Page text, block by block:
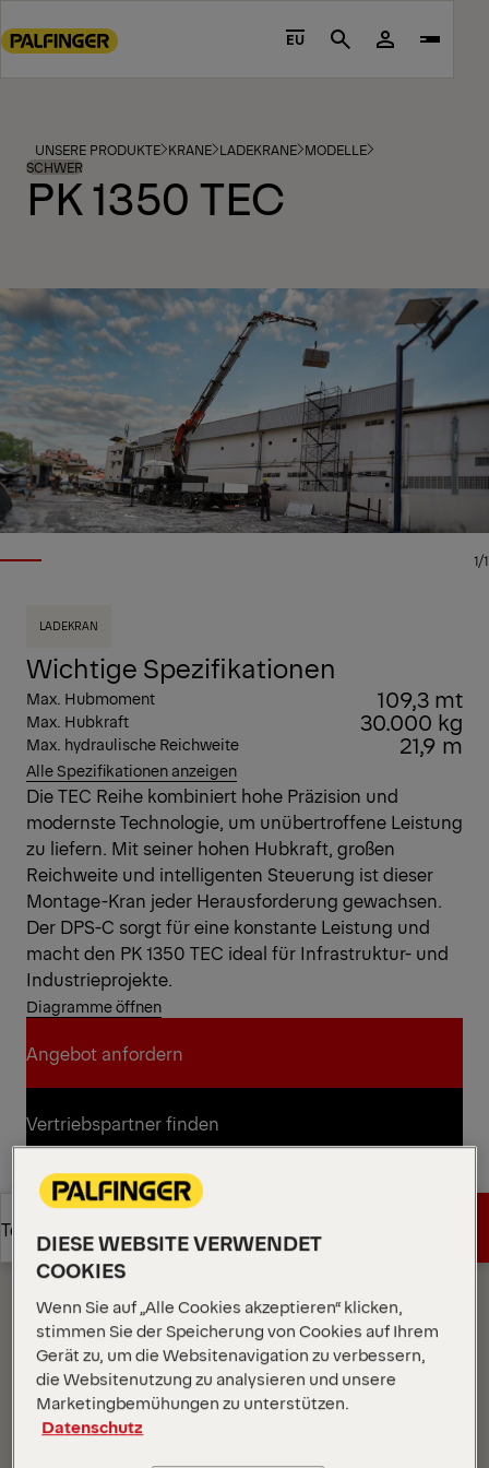
to
footer
content
EU Search
UNSERE PRODUKTE KRANE LADEKRANE MODELLE
SCHWER
PK 1350 TEC
1/1
LADEKRAN
Wichtige Spezifikationen
Max. Hubmoment 109,3 mt
Max. Hubkraft 30.000 kg
Max. hydraulische Reichweite 21,9 m
Alle Spezifikationen anzeigen
Die TEC Reihe kombiniert hohe Präzision und
modernste Technologie, um unübertroffene Leistung
zu liefern. Mit seiner hohen Hubkraft, großen
Reichweite und intelligenten Steuerung ist dieser
Montage-Kran jeder Herausforderung gewachsen.
Der DPS-C sorgt für eine konstante Leistung und
macht den PK 1350 TEC ideal für Infrastruktur- und
Industrieprojekte.
Diagramme öffnen
Angebot anfordern
Angebot anfordern
Vertriebspartner finden
Vertriebspartner finden
Technische Daten
Technische Daten Angebot anfordern
Diagramme
DIESE WEBSITE VERWENDET
COOKIES
Wenn Sie auf „Alle Cookies akzeptieren“ klicken,
stimmen Sie der Speicherung von Cookies auf Ihrem
Gerät zu, um die Websitenavigation zu verbessern,
die Websitenutzung zu analysieren und unsere
Marketingbemühungen zu unterstützen.
Datenschutz